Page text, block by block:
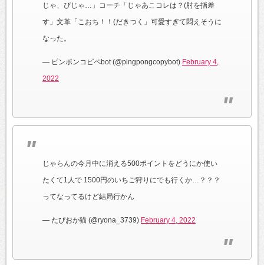
じゃ、ぴじゃ…」コーチ「じゃあこコレは？(肘を指差
す」文革「こおち！！(だきつく」可愛すぎて悶えそうに
なった。
— ピンポンコピペbot (@pingpongcopybot) February 4,
2022
じゃらんの今月中に消える500ポイントをどうにか使い
たくて1人で 1500円のいちご狩りにでも行くか…？？？
ってなってるけど結局行かん
— たぴおか猫 (@ryona_3739) February 4, 2022